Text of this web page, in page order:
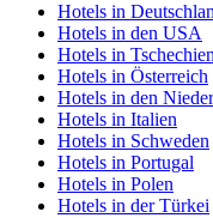
Hotels in
Hotels in den USA
Hotels in Tschechien
Hotels in Österreich
Hotels in den
Hotels in Italien
Hotels in Schweden
Hotels in Portugal
Hotels in Polen
Hotels in der Türkei